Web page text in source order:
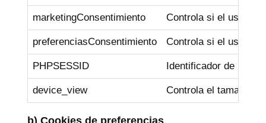
marketingConsentimiento Controla si el usuario
preferenciasConsentimiento Controla si el usuario
PHPSESSID Identificador de la
device_view Controla el tamaño
b) Cookies de preferencias